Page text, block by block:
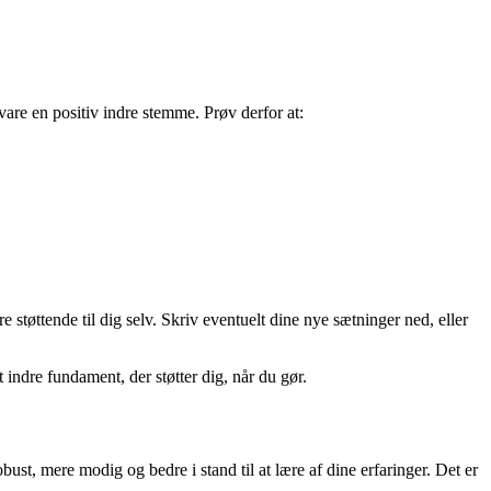
en positiv indre stemme. Prøv derfor at:
støttende til dig selv. Skriv eventuelt dine nye sætninger ned, eller
fundament, der støtter dig, når du gør.
mere modig og bedre i stand til at lære af dine erfaringer. Det er